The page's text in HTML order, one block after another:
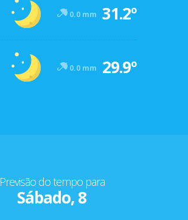
0.0 mm 31.2º
0.0 mm 29.9º
Previsão do tempo para
Sábado, 8